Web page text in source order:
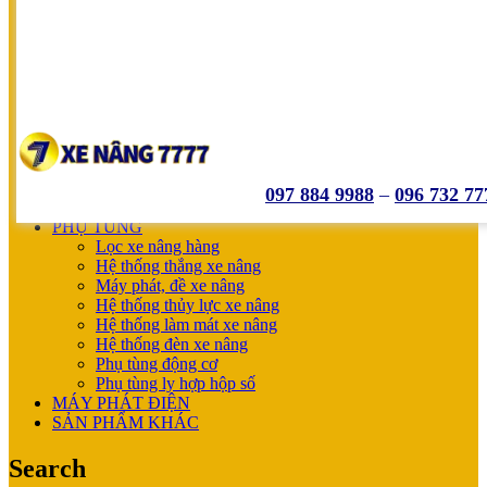
XE NÂNG TAY
XE NÂNG TAY
PHỤ TÙNG
Lọc xe nâng hàng
Hệ thống thắng xe nâng
Máy phát, đề xe nâng
Hệ thống thủy lực xe nâng
Hệ thống làm mát xe nâng
Hệ thống đèn xe nâng
Phụ tùng động cơ
Phụ tùng ly hợp hộp số
MÁY PHÁT ĐIỆN
SẢN PHẨM KHÁC
Search
097 884 9988 – 096 732